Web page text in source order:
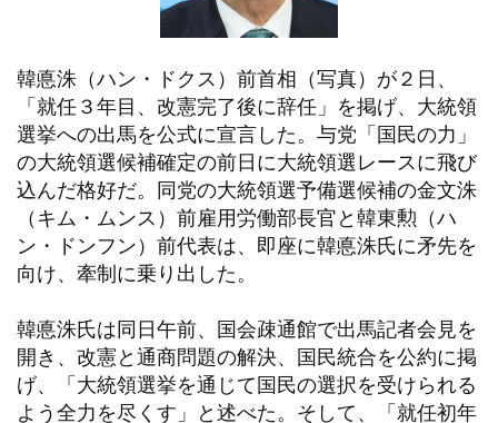
韓悳洙（ハン・ドクス）前首相（写真）が２日、
「就任３年目、改憲完了後に辞任」を掲げ、大統領
選挙への出馬を公式に宣言した。与党「国民の力」
の大統領選候補確定の前日に大統領選レースに飛び
込んだ格好だ。同党の大統領選予備選候補の金文洙
（キム・ムンス）前雇用労働部長官と韓東勲（ハ
ン・ドンフン）前代表は、即座に韓悳洙氏に矛先を
向け、牽制に乗り出した。
韓悳洙氏は同日午前、国会疎通館で出馬記者会見を
開き、改憲と通商問題の解決、国民統合を公約に掲
げ、「大統領選挙を通じて国民の選択を受けられる
よう全力を尽くす」と述べた。そして、「就任初年